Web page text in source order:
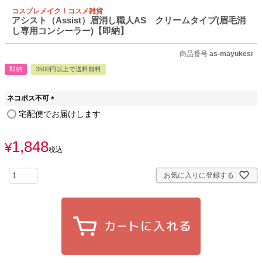
コスプレメイク！コスメ雑貨
アシスト（Assist）眉消し職人AS クリームタイプ(眉毛消
し専用コンシーラー)【即納】
商品番号 as-mayukesi
即納 3500円以上で送料無料
ネコポス不可
(
宅配便でお届けします
¥1,848税込
お気に入りに登録する